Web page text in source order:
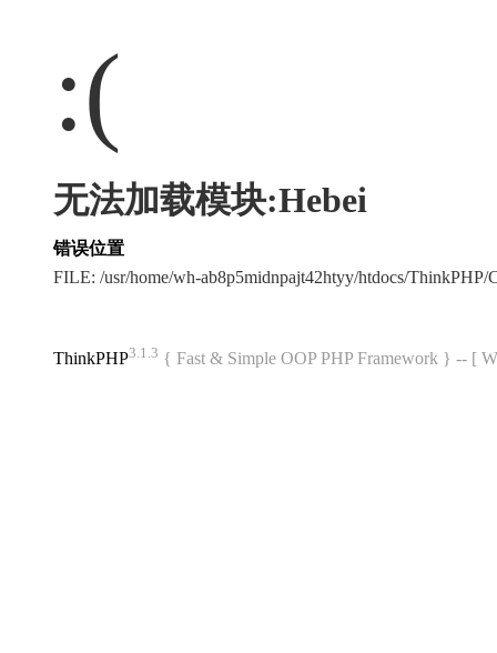
:(
无法加载模块:Hebei
错误位置
FILE: /usr/home/wh-ab8p5midnpajt42htyy/htdocs/
ThinkPHP3.1.3 { Fast & Simple OOP PHP Framework } -- [